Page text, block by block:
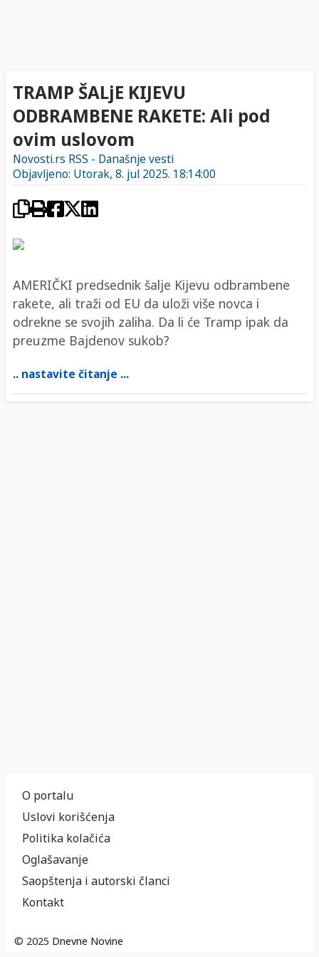
TRAMP ŠALjE KIJEVU
ODBRAMBENE RAKETE: Ali pod
ovim uslovom
Novosti.rs RSS - Današnje vesti
Objavljeno: Utorak, 8. jul 2025. 18:14:00
AMERIČKI predsednik šalje Kijevu odbrambene
rakete, ali traži od EU da uloži više novca i
odrekne se svojih zaliha. Da li će Tramp ipak da
preuzme Bajdenov sukob?
.. nastavite čitanje ...
O portalu
Uslovi korišćenja
Politika kolačića
Oglašavanje
Saopštenja i autorski članci
Kontakt
© 2025 Dnevne Novine